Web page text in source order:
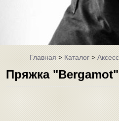
Главная>Каталог>
Пряжка